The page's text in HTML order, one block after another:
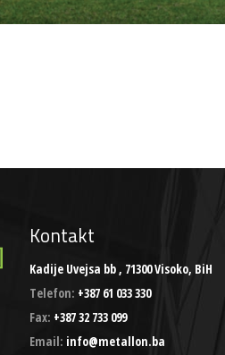
Kontakt
Kadije Uvejsa bb , 71300 Visoko, BiH
Telefon: +387 61 033 330
Fax: +387 32 733 099
Email: info@metallon.ba